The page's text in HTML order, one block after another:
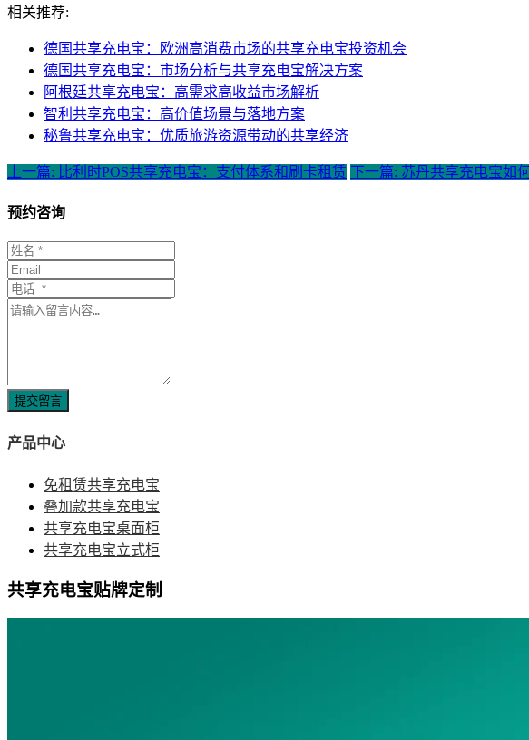
相关推荐:
德国共享充电宝：欧洲高消费市场的共享充电宝投资机会
德国共享充电宝：市场分析与共享充电宝解决方案
阿根廷共享充电宝：高需求高收益市场解析
智利共享充电宝：高价值场景与落地方案
秘鲁共享充电宝：优质旅游资源带动的共享经济
上一篇: 比利时POS共享充电宝：支付体系和刷卡租赁 下一篇: 苏丹共享充电宝如
预约咨询
提交留言
产品中心
免租赁共享充电宝
叠加款共享充电宝
共享充电宝桌面柜
共享充电宝立式柜
共享充电宝贴牌定制